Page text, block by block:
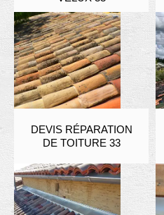
DEVIS RÉPARATION
DE TOITURE 33